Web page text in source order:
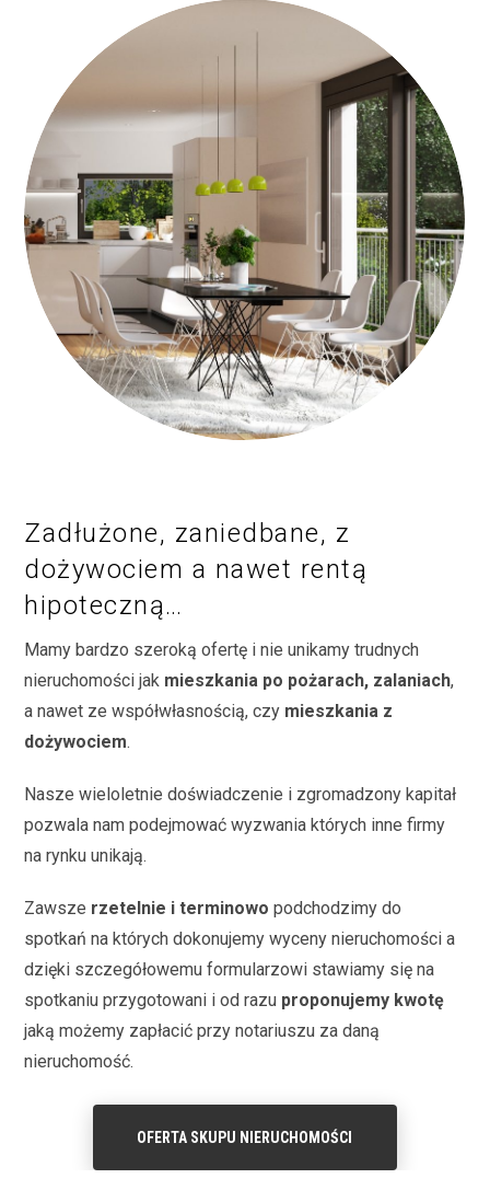
Zadłużone, zaniedbane, z
dożywociem a nawet rentą
hipoteczną…
Mamy bardzo szeroką ofertę i nie unikamy trudnych
nieruchomości jak mieszkania po pożarach, zalaniach,
a nawet ze współwłasnością, czy mieszkania z
dożywociem.
Nasze wieloletnie doświadczenie i zgromadzony kapitał
pozwala nam podejmować wyzwania których inne firmy
na rynku unikają.
Zawsze rzetelnie i terminowo podchodzimy do
spotkań na których dokonujemy wyceny nieruchomości a
dzięki szczegółowemu formularzowi stawiamy się na
spotkaniu przygotowani i od razu proponujemy kwotę
jaką możemy zapłacić przy notariuszu za daną
nieruchomość.
OFERTA SKUPU NIERUCHOMOŚCI